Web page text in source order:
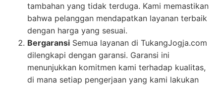
tambahan yang tidak terduga. Kami memastikan
bahwa pelanggan mendapatkan layanan terbaik
dengan harga yang sesuai.
Bergaransi Semua layanan di TukangJogja.com
dilengkapi dengan garansi. Garansi ini
menunjukkan komitmen kami terhadap kualitas,
di mana setiap pengerjaan yang kami lakukan